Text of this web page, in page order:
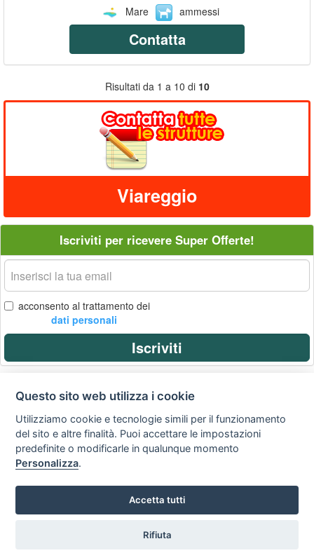
Mare
ammessi
Contatta
Risultati da 1 a 10 di 10
Viareggio
Iscriviti per ricevere Super Offerte!
La
tua
email
acconsento al trattamento dei
dati personali
Iscriviti
Privacy
policy
Avviso
legale
Preferenze cookie
Copyright © 2008
SVILUPPO TURISMO ITALIA S.r.L. unipersonale
P.IVA: 01665350433 - R.E.A. FM-195884 Via A. Costa, 2
63822 Porto San Giorgio (FM)
Questo sito web utilizza i cookie
Utilizziamo cookie e tecnologie simili per il funzionamento
del sito e altre finalità. Puoi accettare le impostazioni
predefinite o modificarle in qualunque momento
Personalizza.
Accetta tutti
Rifiuta